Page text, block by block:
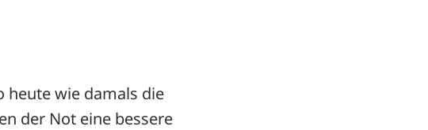
heute wie damals die
der Not eine bessere